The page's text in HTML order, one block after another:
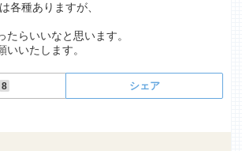
各種ありますが、
たらいいなと思います。
いいたします。
8 シェア